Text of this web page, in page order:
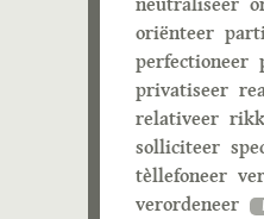
oriënteer
perfectioneer
privatiseer
relativeer
solliciteer
tèllefoneer
verordeneer